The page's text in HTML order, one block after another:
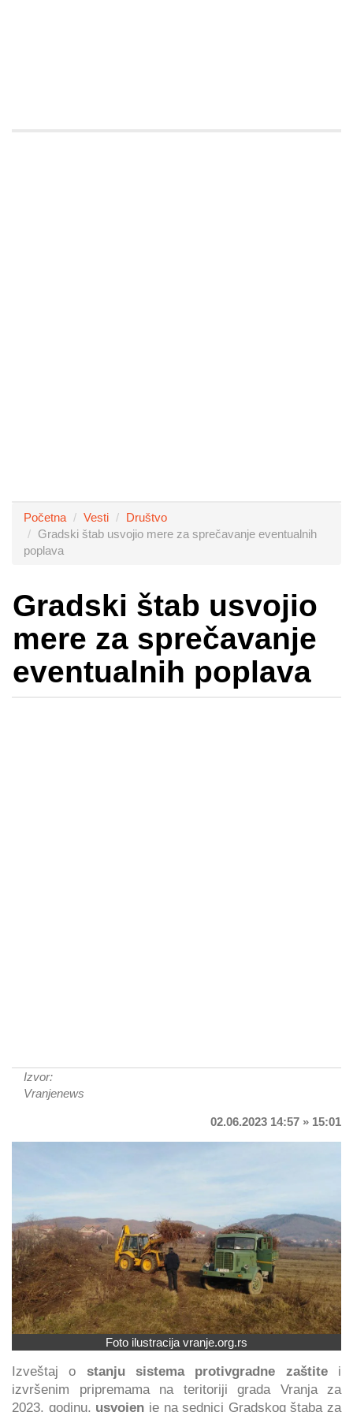
Početna Vesti
Društvo
Gradski štab usvojio mere za sprečavanje eventualnih
poplava
Gradski štab usvojio
mere za sprečavanje
eventualnih poplava
Izvor:
Vranjenews
02.06.2023 14:57 » 15:01
Foto ilustracija vranje.org.rs
Izveštaj o stanju sistema protivgradne zaštitei
izvršenim pripremama na teritoriji grada Vranja za
2023. godinu, usvojen je na sednici Gradskog štaba za